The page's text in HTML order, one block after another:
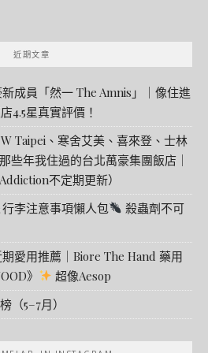
近期文章
新成員「然一 The Amnis」｜像住進
4.5星真實評價！
Taipei、寒舍艾美、喜來登、士林
那些年我住過的台北萬豪集團飯店｜
不定期更新）
李注意事項懶人包
殺蟲劑不可
愛用推薦｜Biore The Hand 藥用
》
超像Aesop
（5–7月）